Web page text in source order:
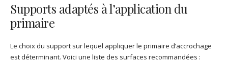
Supports adaptés à l’application du
primaire
Le choix du support sur lequel appliquer le primaire d’accrochage
est déterminant. Voici une liste des surfaces recommandées :